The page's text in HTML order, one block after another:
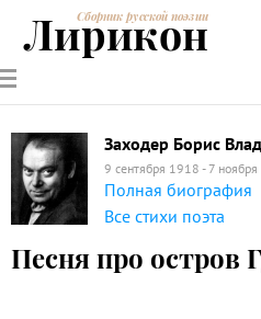
РУССКИЕ
ПОЭТЫ
СОВРЕМЕННИКИ
ПОЭЗИИ
Сборник русской поэзии
Лирикон
Заходер Борис
9 сентября 1918 - 7
Полная биография
Все стихи поэта
Песня про остров